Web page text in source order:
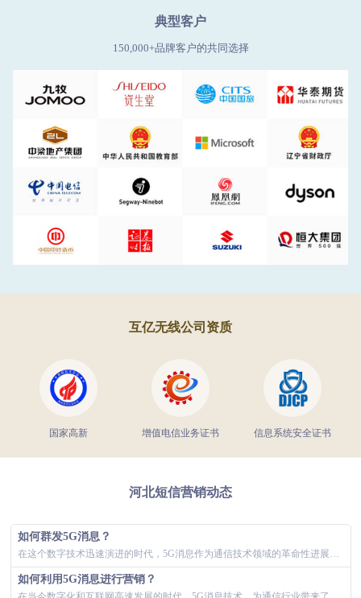
典型客户
150,000+品牌客户的共同选择
互亿无线公司资质
国家高新 增值电信业务证书 信息系统安全证书
河北短信营销动态
如何群发5G消息？
在这个数字技术迅速演进的时代，5G消息作为通信技术领域的革命性进展，为企业和用户之间的对话提供了新的空间。5G消息的应用，带来了全新的营销策...
如何利用5G消息进行营销？